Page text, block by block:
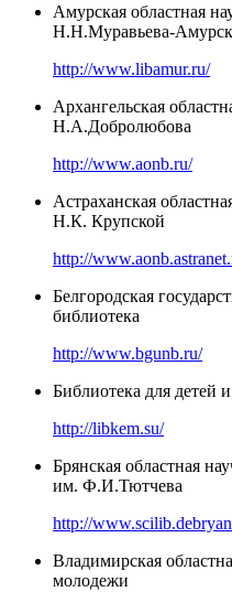
Амурская областная
Н.Н.Муравьева-
http://www.libamur.ru/
Архангельская
Н.А.Добролюбова
http://www.aonb.ru/
Астраханская
Н.К. Крупской
http://
Белгородская
библиотека
http://www.bgunb.ru/
Библиотека для детей
http://libkem.su/
Брянская областная
им. Ф.И.Тютчева
http://
Владимирская
молодежи